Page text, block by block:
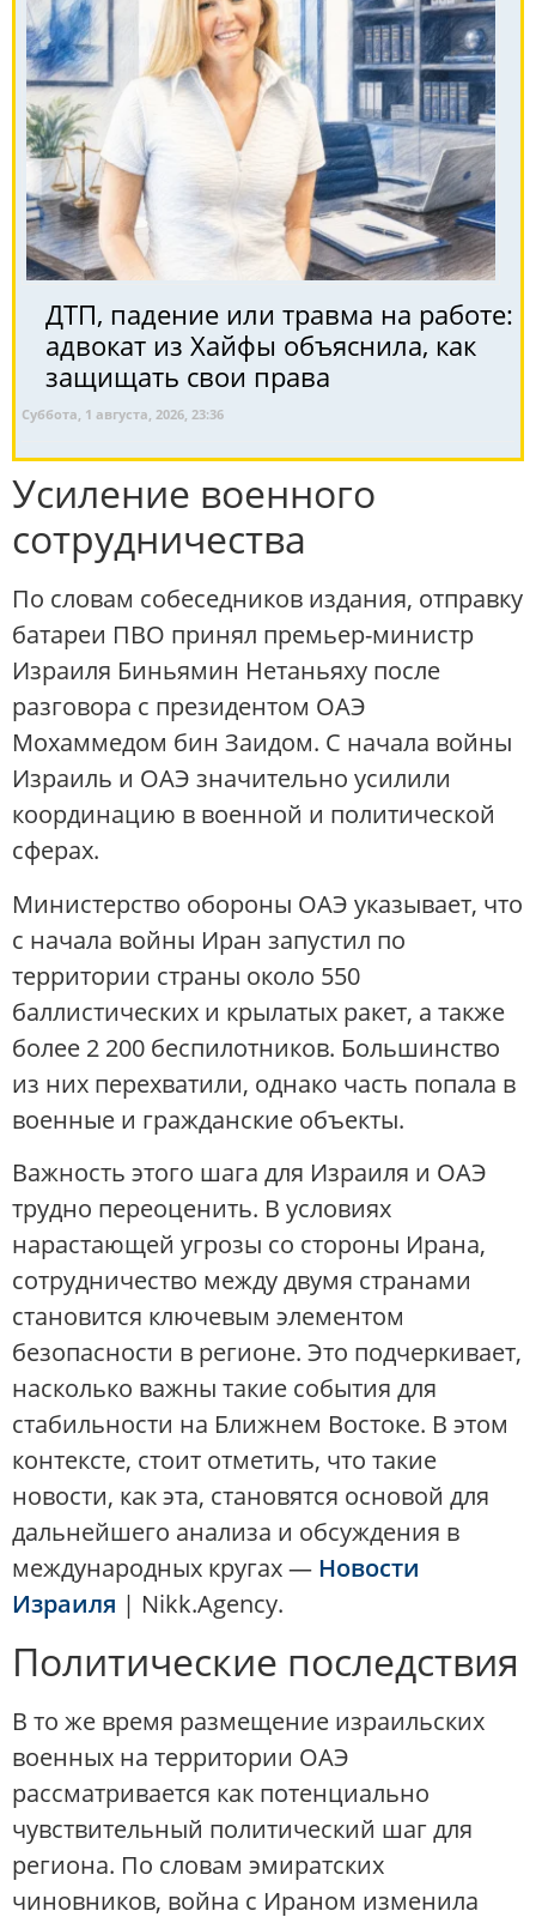
ДТП, падение или травма на работе:
адвокат из Хайфы объяснила, как
защищать свои права
Суббота, 1 августа, 2026, 23:36
Усиление военного
сотрудничества
По словам собеседников издания, отправку
батареи ПВО принял премьер-министр
Израиля Биньямин Нетаньяху после
разговора с президентом ОАЭ
Мохаммедом бин Заидом. С начала войны
Израиль и ОАЭ значительно усилили
координацию в военной и политической
сферах.
Министерство обороны ОАЭ указывает, что
с начала войны Иран запустил по
территории страны около 550
баллистических и крылатых ракет, а также
более 2 200 беспилотников. Большинство
из них перехватили, однако часть попала в
военные и гражданские объекты.
Важность этого шага для Израиля и ОАЭ
трудно переоценить. В условиях
нарастающей угрозы со стороны Ирана,
сотрудничество между двумя странами
становится ключевым элементом
безопасности в регионе. Это подчеркивает,
насколько важны такие события для
стабильности на Ближнем Востоке. В этом
контексте, стоит отметить, что такие
новости, как эта, становятся основой для
дальнейшего анализа и обсуждения в
международных кругах — Новости
Израиля | Nikk.Agency.
Политические последствия
В то же время размещение израильских
военных на территории ОАЭ
рассматривается как потенциально
чувствительный политический шаг для
региона. По словам эмиратских
чиновников, война с Ираном изменила